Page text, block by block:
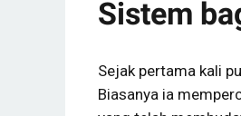
Sistem
Sejak pertama kali
Biasanya ia